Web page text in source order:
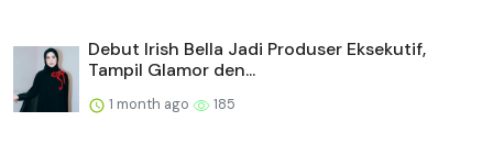
Debut Irish Bella Jadi Produser Eksekutif,
Tampil Glamor den...
1 month ago 185